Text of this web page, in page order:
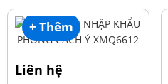
+ Thêm
Liên hệ